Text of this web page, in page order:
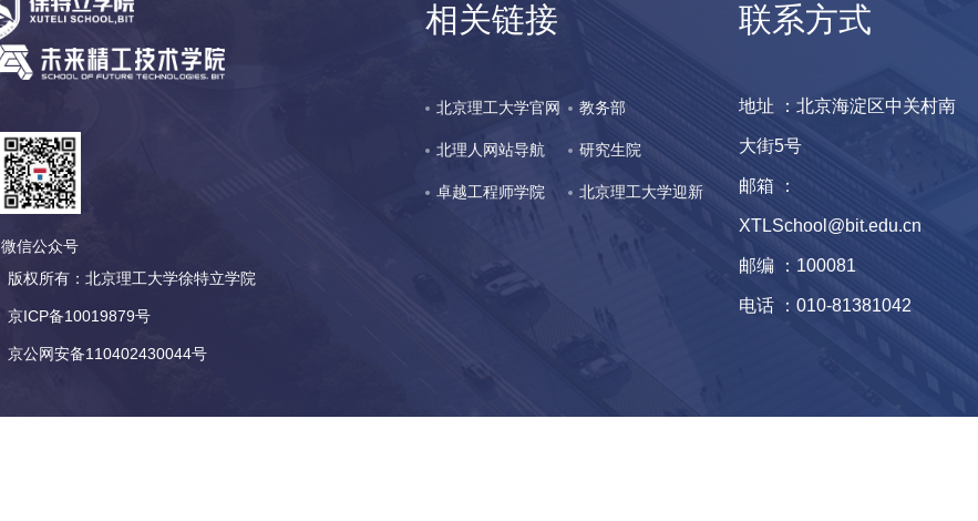
微信公众号
版权所有：北京理工大学徐特立学院
京ICP备10019879号
京公网安备110402430044号
相关链接
北京理工大学官网 教务部
北理人网站导航 研究生院
卓越工程师学院 北京理工大学迎新
联系方式
地址 ：北京海淀区中关村南
大街5号
邮箱 ：
XTLSchool@bit.edu.cn
邮编 ：100081
电话 ：010-81381042